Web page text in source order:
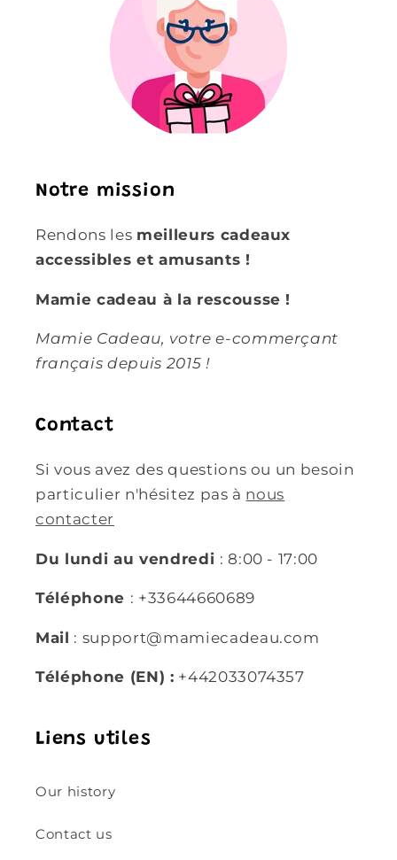
Notre mission
Rendons les meilleurs cadeaux
accessibles et amusants !
Mamie cadeau à la rescousse !
Mamie Cadeau, votre e-commerçant
français depuis 2015 !
Contact
Si vous avez des questions ou un besoin
particulier n'hésitez pas à nous
contacter
Du lundi au vendredi : 8:00 - 17:00
Téléphone : +33644660689
Mail : support@mamiecadeau.com
Téléphone (EN) : +442033074357
Liens utiles
Our history
Contact us